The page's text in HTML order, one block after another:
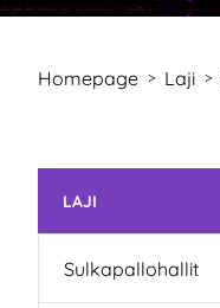
Homepage > Laji >
Skip subnavigation
LAJI
Sulkapallohallit